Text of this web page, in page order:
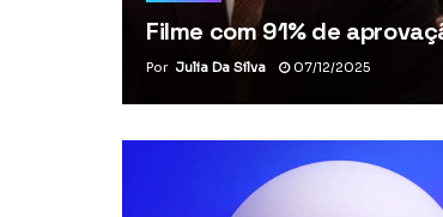
Filme com 91% de
Por Julia Da Silva 07/12/2025